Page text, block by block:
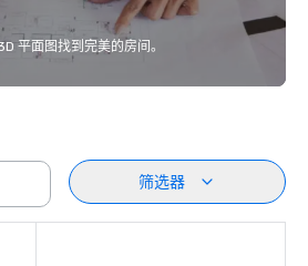
平面图找到完美的房间。
筛选器